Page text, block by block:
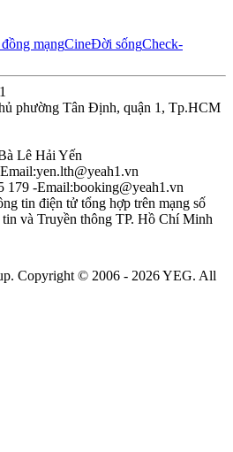
mạngCineĐời sốngCheck-
phường Tân Định, quận 1, Tp.HCM
Lê Hải Yến
Email:yen.lth@yeah1.vn
179 -Email:booking@yeah1.vn
tin điện tử tổng hợp trên mạng số
và Truyền thông TP. Hồ Chí Minh
Copyright © 2006 - 2026 YEG. All